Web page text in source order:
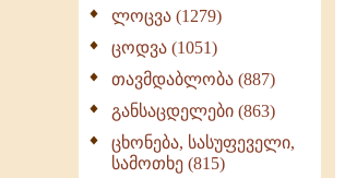
ლოცვა (1279)
ცოდვა (1051)
თავმდაბლობა (887)
განსაცდელები (863)
ცხონება, სასუფეველი,
სამოთხე (815)